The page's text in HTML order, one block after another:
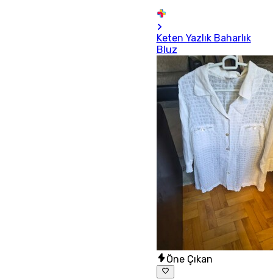
Keten Yazlık Baharlık
Bluz
Öne Çıkan